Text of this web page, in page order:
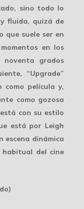
sino todo lo
fluida, quizá de
que suele ser en
en los
grados
“Upgrade”
como película y,
como gozosa
con su estilo
está por Leigh
escena dinámica
habitual del cine